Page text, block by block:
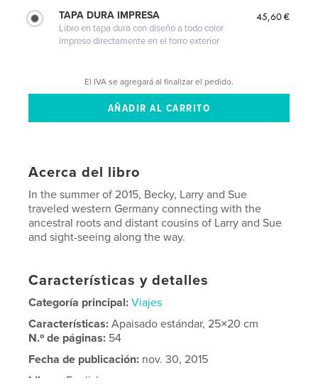
TAPA DURA IMPRESA
Libro en tapa dura con diseño a todo color
impreso directamente en el forro exterior
45,60 €
El IVA se agregará al finalizar el pedido.
Acerca del libro
In the summer of 2015, Becky, Larry and Sue
traveled western Germany connecting with the
ancestral roots and distant cousins of Larry and Sue
and sight-seeing along the way.
Características y detalles
Categoría principal: Viajes
Características:Apaisado estándar, 25×20 cm
N.º de páginas: 54
Fecha de publicación: nov. 30, 2015
Idioma
English